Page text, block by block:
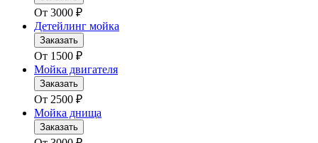
От 3000 ₽
Детейлинг мойка
Заказать
От 1500 ₽
Мойка двигателя
Заказать
От 2500 ₽
Мойка днища
Заказать